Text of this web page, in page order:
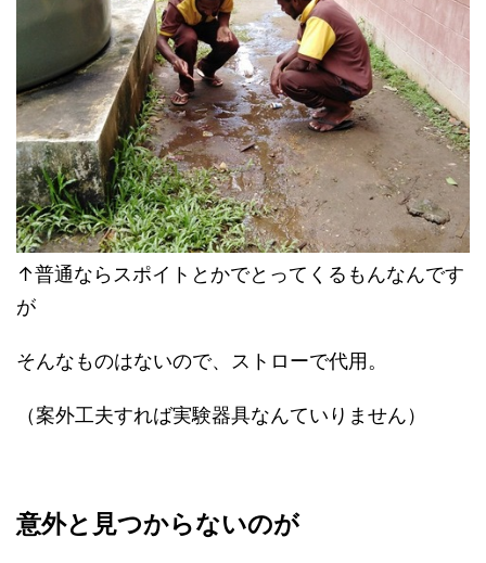
↑普通ならスポイトとかでとってくるもんなんです
が
そんなものはないので、ストローで代用。
（案外工夫すれば実験器具なんていりません）
意外と見つからないのが